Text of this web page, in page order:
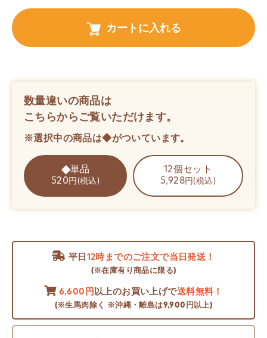
カートに入れる
数量違いの商品は
こちらからご覧いただけます。
※選択中の商品は◆がついています。
単品
520 円(税込)
12個セット
5,928円(税込)
平日 12時までのご注文で当日発送！
(※在庫有り商品に限る)
6,600円 以上のお買い上げで送料無料！
(※生馬肉除く ※沖縄・離島は9,900円以上)